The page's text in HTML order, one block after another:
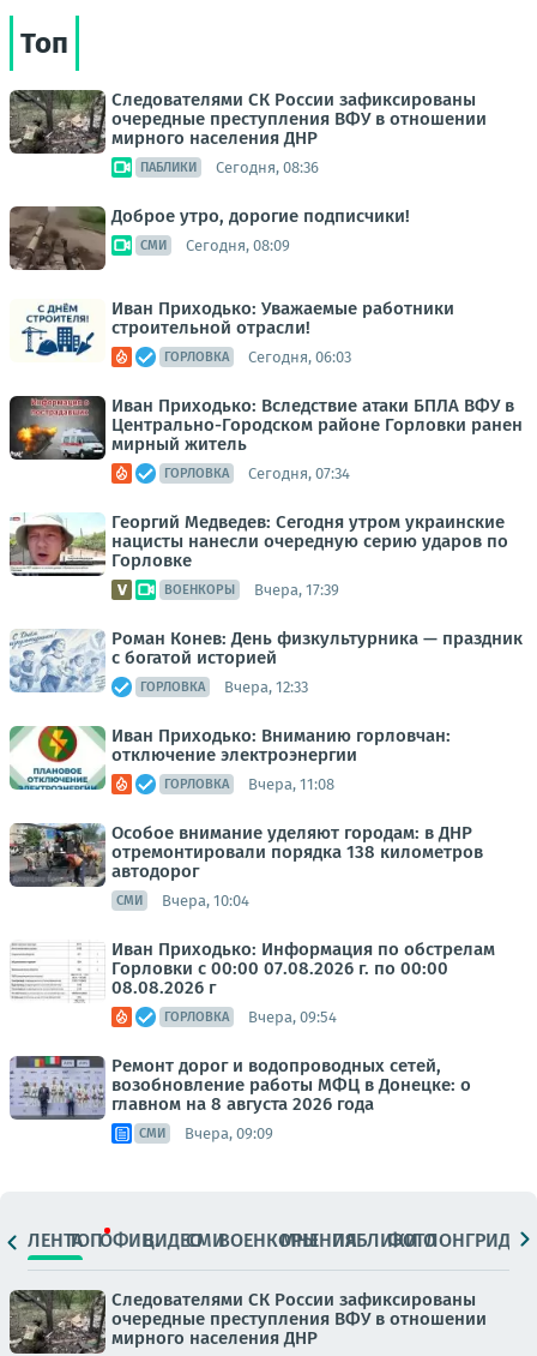
Топ
Следователями СК России зафиксированы
очередные преступления ВФУ в отношении
мирного населения ДНР
ПАБЛИКИ Сегодня, 08:36
Доброе утро, дорогие подписчики!
СМИ Сегодня, 08:09
Иван Приходько: Уважаемые работники
строительной отрасли!
ГОРЛОВКА Сегодня, 06:03
Иван Приходько: Вследствие атаки БПЛА ВФУ в
Центрально-Городском районе Горловки ранен
мирный житель
ГОРЛОВКА Сегодня, 07:34
Георгий Медведев: Сегодня утром украинские
нацисты нанесли очередную серию ударов по
Горловке
ВОЕНКОРЫ Вчера, 17:39
Роман Конев: День физкультурника — праздник
с богатой историей
ГОРЛОВКА Вчера, 12:33
Иван Приходько: Вниманию горловчан:
отключение электроэнергии
ГОРЛОВКА Вчера, 11:08
Особое внимание уделяют городам: в ДНР
отремонтировали порядка 138 километров
автодорог
СМИ Вчера, 10:04
Иван Приходько: Информация по обстрелам
Горловки с 00:00 07.08.2026 г. по 00:00
08.08.2026 г
ГОРЛОВКА Вчера, 09:54
Ремонт дорог и водопроводных сетей,
возобновление работы МФЦ в Донецке: о
главном на 8 августа 2026 года
СМИ Вчера, 09:09
ЛЕНТАТОПОФИЦ.ВИДЕОСМИВОЕНКОРЫМНЕНИЯПАБЛИКИ
ФОТОЛОНГРИДЫ
Следователями СК России зафиксированы
очередные преступления ВФУ в отношении
мирного населения ДНР